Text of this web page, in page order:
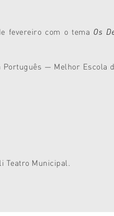
fevereiro com o tema Os
— Melhor Escola
Teatro Municipal.